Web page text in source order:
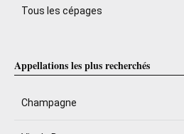
Tous les cépages
Appellations les plus recherchés
Champagne